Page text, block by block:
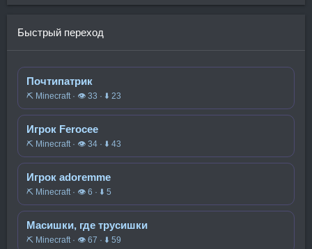
Быстрый переход
Почтипатрик
⛏️ Minecraft · 👁 33 · ⬇ 23
Игрок Ferocee
⛏️ Minecraft · 👁 34 · ⬇ 43
Игрок adoremme
⛏️ Minecraft · 👁 6 · ⬇ 5
Масишки, где трусишки
⛏️ Minecraft · 👁 67 · ⬇ 59